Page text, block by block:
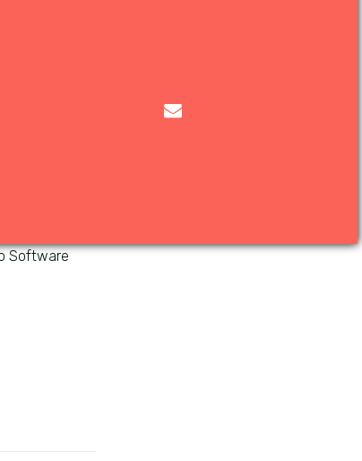
Software